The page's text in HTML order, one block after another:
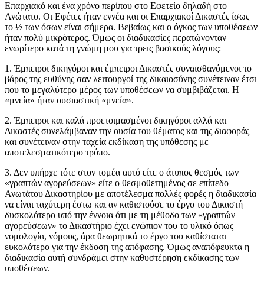
Επαρχιακό και ένα χρόνο περίπου στο Εφετείο δηλαδή στο
Ανώτατο. Οι Εφέτες ήταν εννέα και οι Επαρχιακοί Δικαστές ίσως
το ½ των όσων είναι σήμερα. Βεβαίως και ο όγκος των υποθέσεων
ήταν πολύ μικρότερος. Όμως οι διαδικασίες περατώνονταν
ενωρίτερο κατά τη γνώμη μου για τρεις βασικούς λόγους:
1. Έμπειροι δικηγόροι και έμπειροι Δικαστές συναισθανόμενοι το
βάρος της ευθύνης σαν λειτουργοί της δικαιοσύνης συνέτειναν έτσι
που το μεγαλύτερο μέρος των υποθέσεων να συμβιβάζεται. Η
«μνεία» ήταν ουσιαστική «μνεία».
2. Έμπειροι και καλά προετοιμασμένοι δικηγόροι αλλά και
Δικαστές συνελάμβαναν την ουσία του θέματος και της διαφοράς
και συνέτειναν στην ταχεία εκδίκαση της υπόθεσης με
αποτελεσματικότερο τρόπο.
3. Δεν υπήρχε τότε στον τομέα αυτό είτε ο άτυπος θεσμός των
«γραπτών αγορεύσεων» είτε ο θεσμοθετημένος σε επίπεδο
Ανωτάτου Δικαστηρίου με αποτέλεσμα πολλές φορές η διαδικασία
να είναι ταχύτερη έστω και αν καθιστούσε το έργο του Δικαστή
δυσκολότερο υπό την έννοια ότι με τη μέθοδο των «γραπτών
αγορεύσεων» το Δικαστήριο έχει ενώπιον του το υλικό όπως
νομολογία, νόμους, άρα θεωρητικά το έργο του καθίσταται
ευκολότερο για την έκδοση της απόφασης. Όμως αναπόφευκτα η
διαδικασία αυτή συνδράμει στην καθυστέρηση εκδίκασης των
υποθέσεων.